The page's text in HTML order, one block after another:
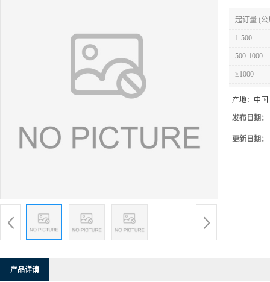
起订量 (公
1-500
500-1000
≥1000
产地： 中国
发布日期：
更新日期：
产品详请